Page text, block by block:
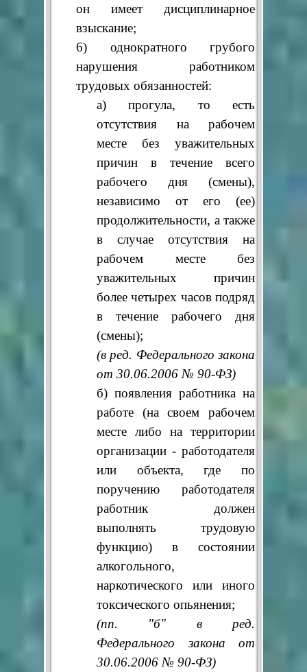
он имеет дисциплинарное
взыскание;
6) однократного грубого
нарушения работником
трудовых обязанностей:
а) прогула, то есть
отсутствия на рабочем
месте без уважительных
причин в течение всего
рабочего дня (смены),
независимо от его (ее)
продолжительности, а также
в случае отсутствия на
рабочем месте без
уважительных причин
более четырех часов подряд
в течение рабочего дня
(смены);
(в ред. Федерального закона
от 30.06.2006 № 90-ФЗ)
б) появления работника на
работе (на своем рабочем
месте либо на территории
организации - работодателя
или объекта, где по
поручению работодателя
работник должен
выполнять трудовую
функцию) в состоянии
алкогольного,
наркотического или иного
токсического опьянения;
(пп. "б" в ред.
Федерального закона от
30.06.2006 № 90-ФЗ)